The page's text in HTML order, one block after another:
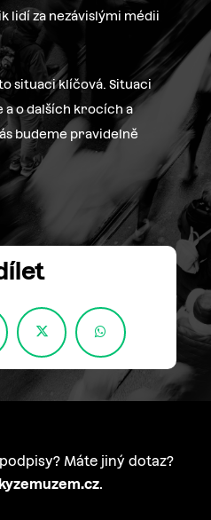
lidí za nezávislými médii
situaci klíčová. Situaci
o dalších krocích a
budeme pravidelně
Máte jiný dotaz?
.